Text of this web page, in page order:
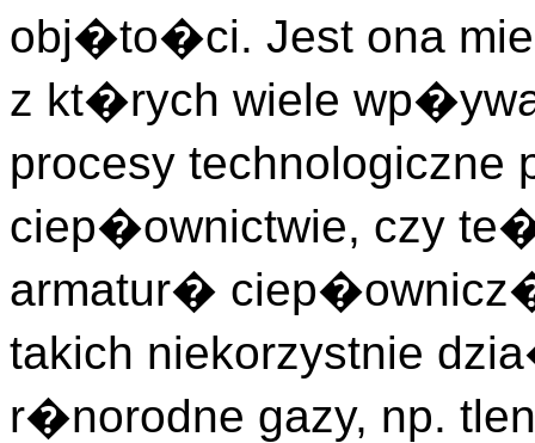
obj�to�ci. Jest ona
z kt�rych wiele
procesy
ciep�ownictwie, czy
armatur�
takich niekorzystnie
r�norodne gazy, np.